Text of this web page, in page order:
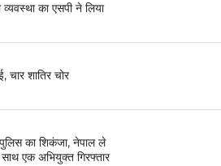
का एसपी ने लिया
चार शातिर चोर
का शिकंजा, नेपाल ले
एक अभियुक्त गिरफ्तार